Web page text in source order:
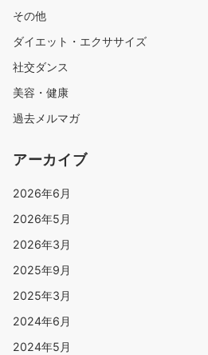
その他
ダイエット・エクササイズ
社交ダンス
美容・健康
過去メルマガ
アーカイブ
2026年6月
2026年5月
2026年3月
2025年9月
2025年3月
2024年6月
2024年5月